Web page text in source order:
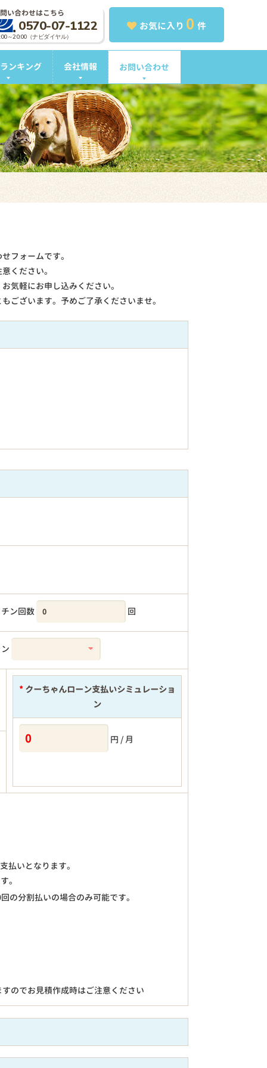
お気に入り 0 件
い合わせはこちら
0570-07-1122
～20:00（ナビダイヤル）
ンキング 会社情報 お問い合わせ
フォームです。
ください。
気軽にお申し込みください。
ございます。予めご了承くださいませ。
ン回数 回
* クーちゃんローン支払いシミュレーショ
ン
円 / 月
払いとなります。
。
の分割払いの場合のみ可能です。
のでお見積作成時はご注意ください